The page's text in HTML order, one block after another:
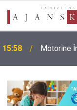
15:58 Motorine